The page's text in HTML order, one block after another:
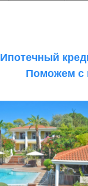
Ипотечный
Поможем с